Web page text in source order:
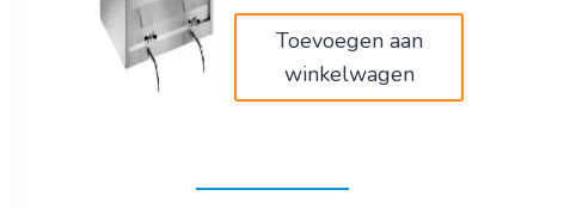
Toevoegen aan
winkelwagen